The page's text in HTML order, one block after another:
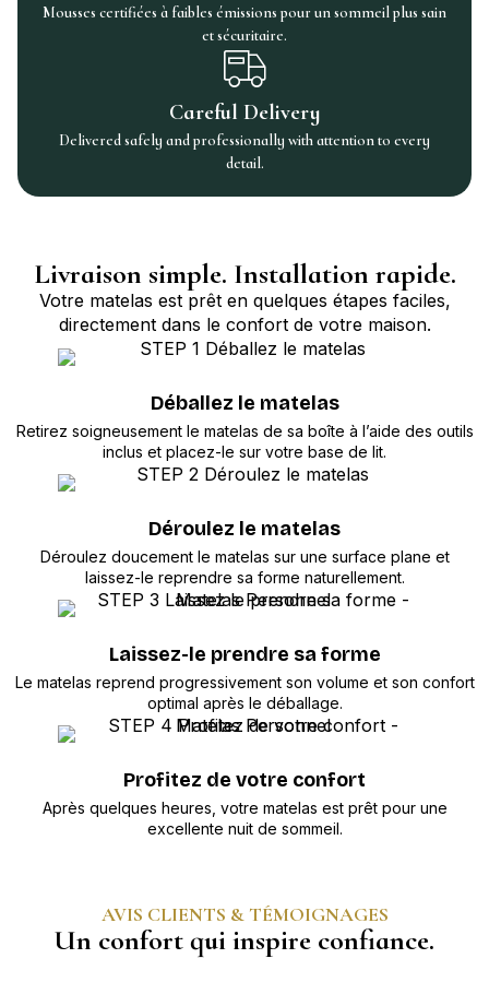
Mousses certifiées à faibles émissions pour un sommeil plus sain
et sécuritaire.
Careful Delivery
Delivered safely and professionally with attention to every
detail.
Livraison simple. Installation rapide.
Votre matelas est prêt en quelques étapes faciles,
directement dans le confort de votre maison.
Déballez le matelas
Retirez soigneusement le matelas de sa boîte à l’aide des outils
inclus et placez-le sur votre base de lit.
Déroulez le matelas
Déroulez doucement le matelas sur une surface plane et
laissez-le reprendre sa forme naturellement.
Laissez-le prendre sa forme
Le matelas reprend progressivement son volume et son confort
optimal après le déballage.
Profitez de votre confort
Après quelques heures, votre matelas est prêt pour une
excellente nuit de sommeil.
AVIS CLIENTS & TÉMOIGNAGES
Un confort qui inspire confiance.